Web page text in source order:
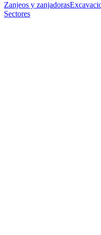
Zanjeos y zanjadoras
Sectores